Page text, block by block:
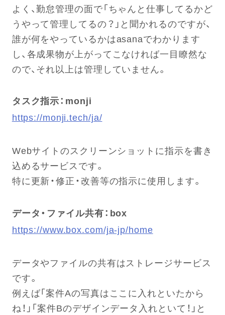
よく、勤怠管理の面で「ちゃんと仕事してるかど
うやって管理してるの？」と聞かれるのですが、
誰が何をやっているかはasanaでわかります
し、各成果物が上がってこなければ一目瞭然な
ので、それ以上は管理していません。
タスク指示：monji
https://monji.tech/ja/
Webサイトのスクリーンショットに指示を書き
込めるサービスです。
特に更新・修正・改善等の指示に使用します。
データ・ファイル共有：box
https://www.box.com/ja-jp/home
データやファイルの共有はストレージサービス
です。
例えば「案件Aの写真はここに入れといたから
ね！」「案件Bのデザインデータ入れといて！」と